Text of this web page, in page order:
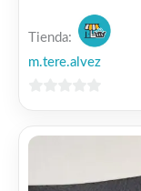
Tienda:
m.tere.alvez
5